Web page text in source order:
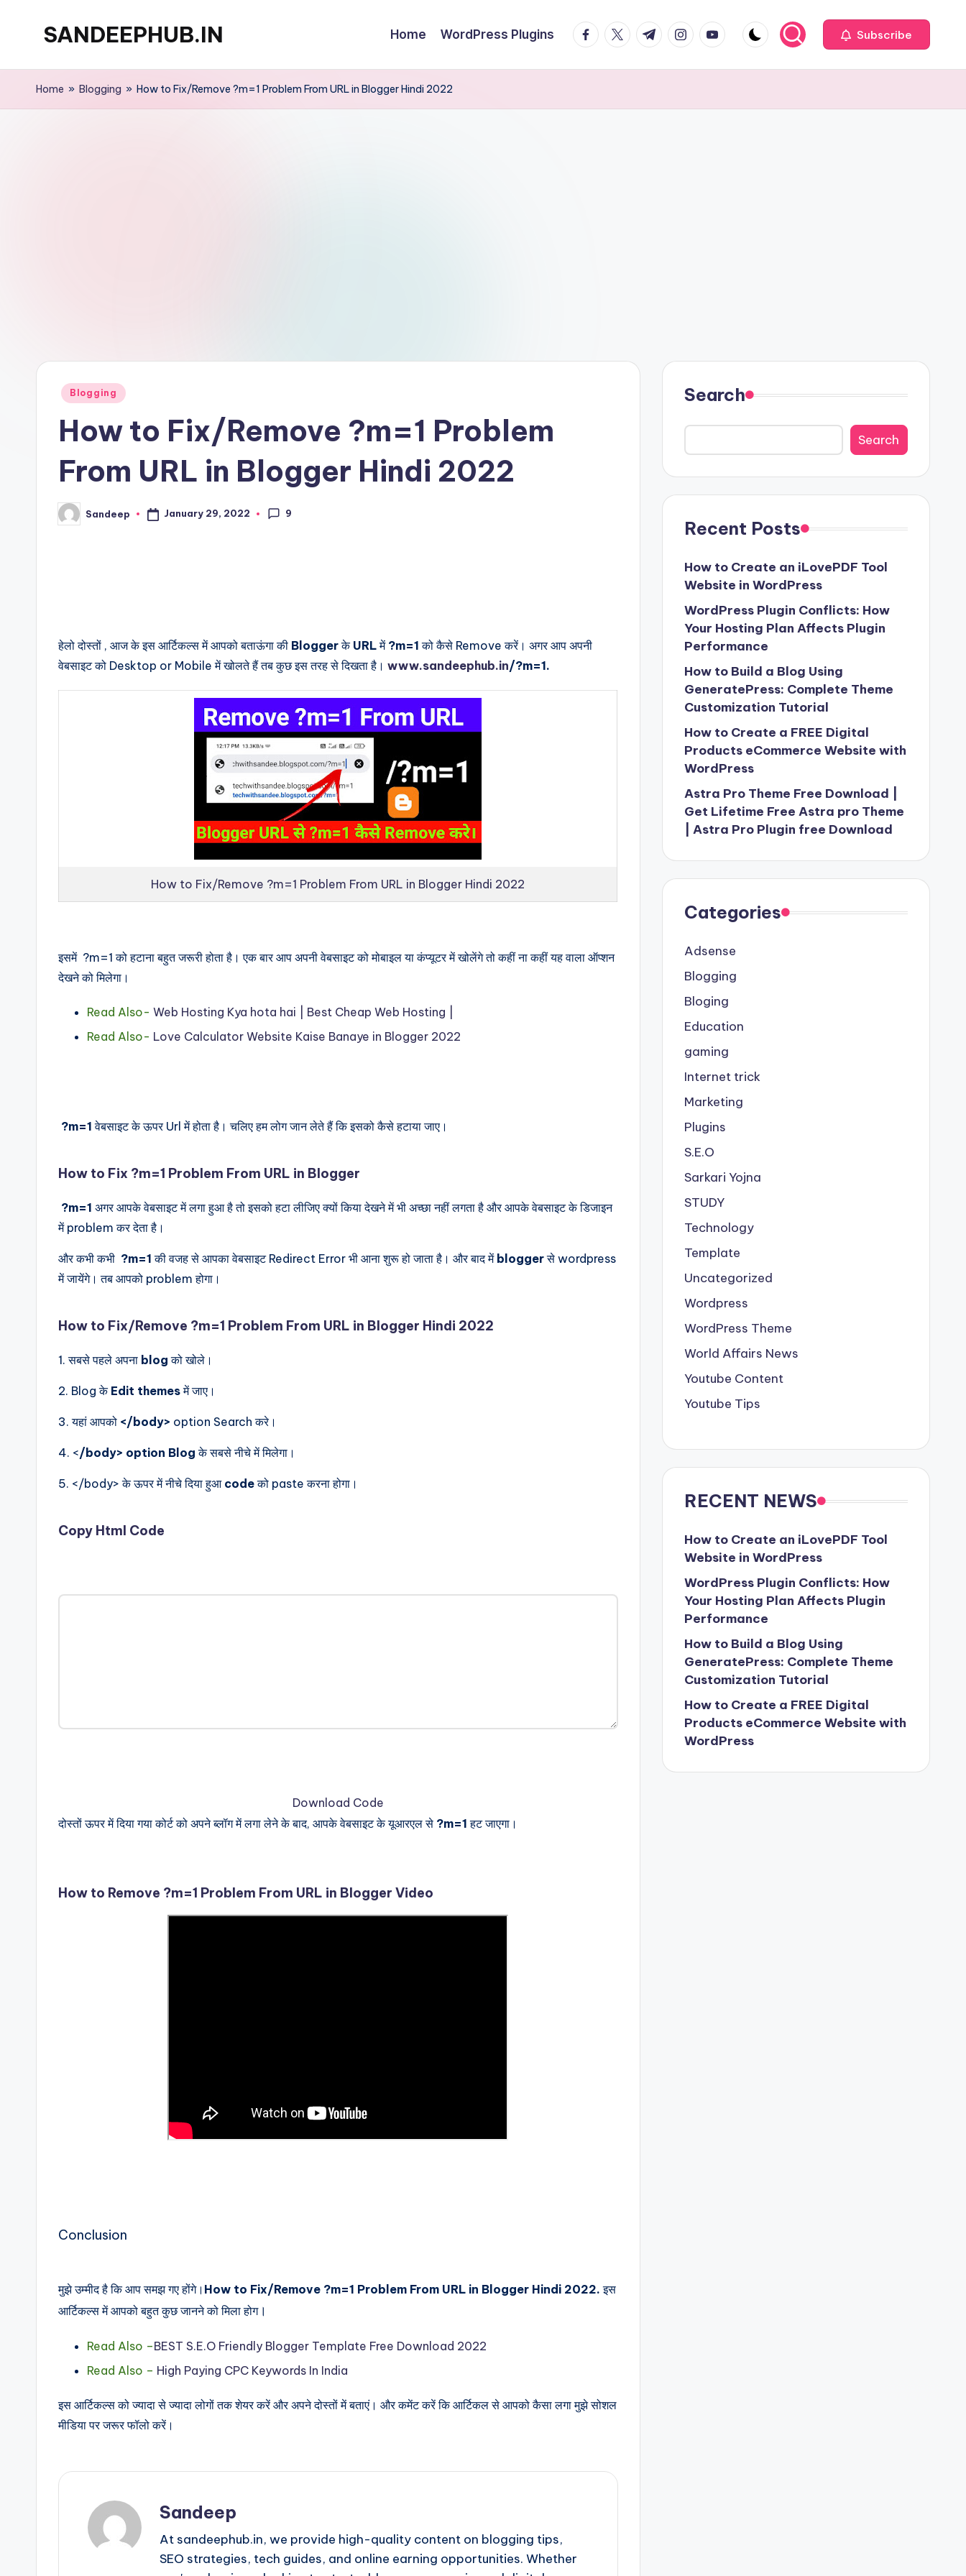
SANDEEPHUB.IN Home WordPress Plugins facebook.com
twitter.com
t.me instagram.com
youtube.com Subscribe
Home » Blogging » How to Fix/Remove ?m=1 Problem From URL in Blogger Hindi 2022
Posted
Blogging
How to Fix/Remove ?m=1 Problem
From URL in Blogger Hindi 2022
Posted
by
Sandeep January 29, 2022 9
हेलो दोस्तों , आज के इस आर्टिकल्स में आपको बताऊंगा की Bloggerके URLमें ?m=1 को कैसे Remove करें। अगर आप अपनी
वेबसाइट को Desktop or Mobileमें खोलते हैं तब कुछ इस तरह से दिखता है। www.sandeephub.in/?m=1.
How to Fix/Remove ?m=1 Problem From URL in Blogger Hindi 2022
इसमें ?m=1 को हटाना बहुत जरूरी होता है। एक बार आप अपनी वेबसाइट को मोबाइल या कंप्यूटर में खोलेंगे तो कहीं ना कहीं यह वाला ऑप्शन
देखने को मिलेगा।
Read Also- Web Hosting Kya hota hai | Best Cheap Web Hosting |
Read Also- Love Calculator Website Kaise Banaye in Blogger 2022
?m=1 वेबसाइट के ऊपर Url में होता है। चलिए हम लोग जान लेते हैं कि इसको कैसे हटाया जाए।
How to Fix ?m=1 Problem From URL in Blogger
?m=1 अगर आपके वेबसाइट में लगा हुआ है तो इसको हटा लीजिए क्यों किया देखने में भी अच्छा नहीं लगता है और आपके वेबसाइट के डिजाइन
में problem कर देता है।
और कभी कभी ?m=1 की वजह से आपका वेबसाइट Redirect Error भी आना शुरू हो जाता है। और बाद में bloggerसे wordpress
में जायेंगे। तब आपको problem होगा।
How to Fix/Remove ?m=1 Problem From URL in Blogger Hindi 2022
1. सबसे पहले अपना blog को खोले।
2. Blog के Edit themesमें जाए।
3. यहां आपको </body> option Search करे।
4. </body> option Blog के सबसे नीचे में मिलेगा।
5. </body> के ऊपर में नीचे दिया हुआ codeको paste करना होगा।
Copy Html Code
Download Code
दोस्तों ऊपर में दिया गया कोर्ट को अपने ब्लॉग में लगा लेने के बाद, आपके वेबसाइट के यूआरएल से ?m=1हट जाएगा।
How to Remove ?m=1 Problem From URL in Blogger Video
Conclusion
मुझे उम्मीद है कि आप समझ गए होंगे। How to Fix/Remove ?m=1 Problem From URL in Blogger Hindi 2022.इस
आर्टिकल्स में आपको बहुत कुछ जानने को मिला होग।
Read Also –BEST S.E.O Friendly Blogger Template Free Download 2022
Read Also – High Paying CPC Keywords In India
इस आर्टिकल्स को ज्यादा से ज्यादा लोगों तक शेयर करें और अपने दोस्तों में बताएं। और कमेंट करें कि आर्टिकल से आपको कैसा लगा मुझे सोशल
मीडिया पर जरूर फॉलो करें।
Sandeep
At sandeephub.in, we provide high-quality content on blogging tips,
SEO strategies, tech guides, and online earning opportunities. Whether
Search
Search
Recent Posts
How to Create an iLovePDF Tool
Website in WordPress
WordPress Plugin Conflicts: How
Your Hosting Plan Affects Plugin
Performance
How to Build a Blog Using
GeneratePress: Complete Theme
Customization Tutorial
How to Create a FREE Digital
Products eCommerce Website with
WordPress
Astra Pro Theme Free Download |
Get Lifetime Free Astra pro Theme
| Astra Pro Plugin free Download
Categories
Adsense
Blogging
Bloging
Education
gaming
Internet trick
Marketing
Plugins
S.E.O
Sarkari Yojna
STUDY
Technology
Template
Uncategorized
Wordpress
WordPress Theme
World Affairs News
Youtube Content
Youtube Tips
RECENT NEWS
How to Create an iLovePDF Tool
Website in WordPress
WordPress Plugin Conflicts: How
Your Hosting Plan Affects Plugin
Performance
How to Build a Blog Using
GeneratePress: Complete Theme
Customization Tutorial
How to Create a FREE Digital
Products eCommerce Website with
WordPress